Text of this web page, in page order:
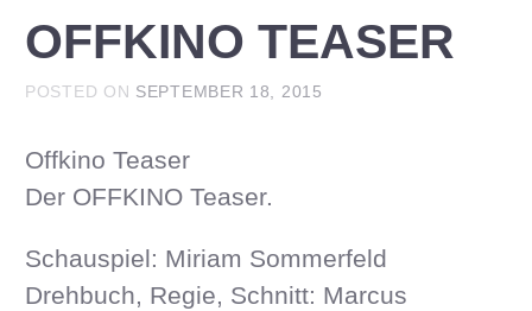
OFFKINO TEASER
POSTED ON SEPTEMBER 18, 2015
Offkino Teaser
Der OFFKINO Teaser.
Schauspiel: Miriam Sommerfeld
Drehbuch, Regie, Schnitt: Marcus